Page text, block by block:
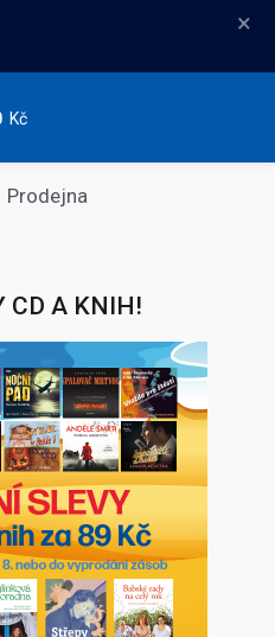
×
Kč
Prodejna
CD A KNIH!